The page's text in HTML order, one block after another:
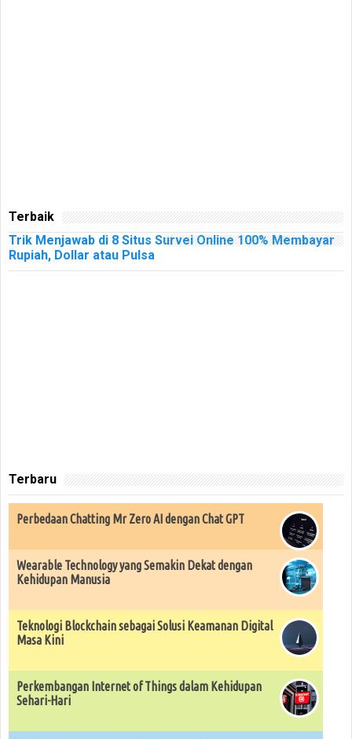
Terbaik
Trik Menjawab di 8 Situs Survei Online 100% Membayar
Rupiah, Dollar atau Pulsa
Terbaru
Perbedaan Chatting Mr Zero AI dengan Chat GPT
Wearable Technology yang Semakin Dekat dengan
Kehidupan Manusia
Teknologi Blockchain sebagai Solusi Keamanan Digital
Masa Kini
Perkembangan Internet of Things dalam Kehidupan
Sehari-Hari